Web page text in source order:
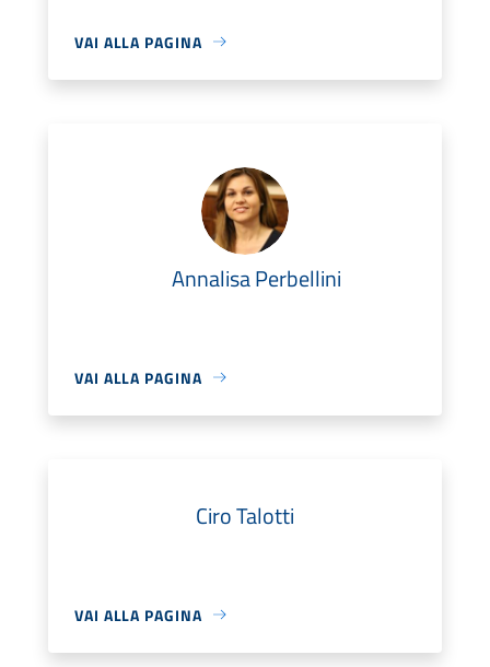
VAI ALLA PAGINA
Annalisa Perbellini
VAI ALLA PAGINA
Ciro Talotti
VAI ALLA PAGINA